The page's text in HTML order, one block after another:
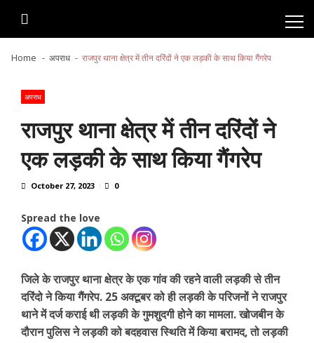
Home अपराध राजपुर थाना क्षेत्र में तीन दरिंदों ने एक लड़की के साथ किया गैंगरेप
अपराध
राजपुर थाना क्षेत्र में तीन दरिंदों ने
एक लड़की के साथ किया गैंगरेप
October 27, 2023 0
Spread the love
जिले के राजपुर थाना क्षेत्र के एक गांव की रहने वाली लड़की से तीन
दरिंदो ने किया गैंगरेप. 25 अक्टूबर को ही लड़की के परिजनों ने राजपुर
थाने में दर्ज कराई थी लड़की के गुमशुदगी होने का मामला. खोजबीन के
दौरान पुलिस ने लड़की को बदहवास स्थिति में किया बरामद, तो लड़की